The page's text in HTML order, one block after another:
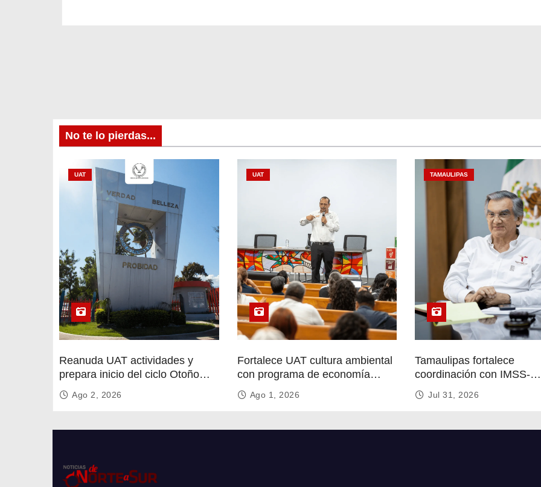
r
d
No te lo pierdas...
UAT
Reanuda UAT actividades y
prepara inicio del ciclo Otoño
2026
Ago 2, 2026
UAT
Fortalece UAT cultura ambiental
con programa de economía
circular
Ago 1, 2026
TAMAULIPAS
Tamaulipas fortalece
coordinación con IMSS-
Bienestar para mejorar
de salud
Jul 31, 2026